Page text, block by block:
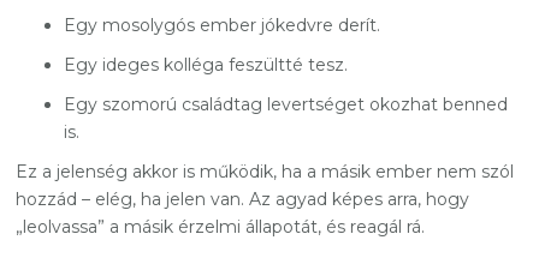
Egy mosolygós ember jókedvre derít.
Egy ideges kolléga feszültté tesz.
Egy szomorú családtag levertséget okozhat benned
is.
Ez a jelenség akkor is működik, ha a másik ember nem szól
hozzád – elég, ha jelen van. Az agyad képes arra, hogy
„leolvassa” a másik érzelmi állapotát, és reagál rá.